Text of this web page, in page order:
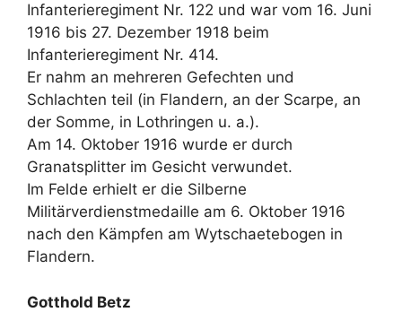
Infanterieregiment Nr. 122 und war vom 16. Juni
1916 bis 27. Dezember 1918 beim
Infanterieregiment Nr. 414.
Er nahm an mehreren Gefechten und
Schlachten teil (in Flandern, an der Scarpe, an
der Somme, in Lothringen u. a.).
Am 14. Oktober 1916 wurde er durch
Granatsplitter im Gesicht verwundet.
Im Felde erhielt er die Silberne
Militärverdienstmedaille am 6. Oktober 1916
nach den Kämpfen am Wytschaetebogen in
Flandern.
Gotthold Betz